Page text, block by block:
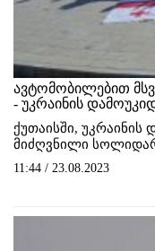
ავტომობილებით
- უკრაინის
ქუთაისში,
მიძღვნილი
11:44 / 23.08.2023